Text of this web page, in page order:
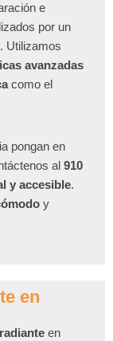
e
por un
. Utilizamos
avanzadas
como el
pongan en
al 910
y accesible.
y
en
en